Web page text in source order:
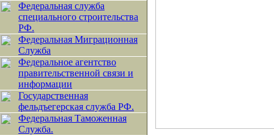
Федеральная служба
специального строительства
РФ.
Федеральная Миграционная
Служба
Федеральное агентство
правительственной связи и
информации
Государственная
фельдъегерская служба РФ.
Федеральная Таможенная
Служба.